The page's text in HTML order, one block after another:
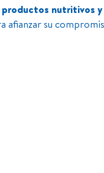
nutritivos
afianzar su